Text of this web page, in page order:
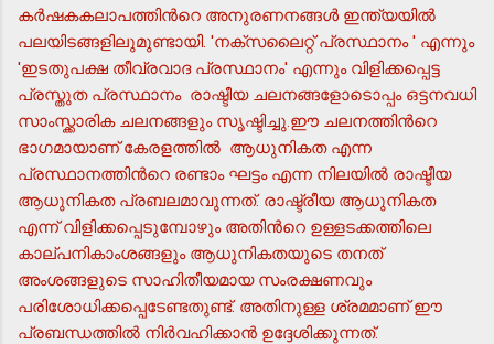
കര്‍ഷകകലാപത്തിന്‍റെ അനുരണനങ്ങള്‍ ഇന്ത്യയില്‍
പലയിടങ്ങളിലുമുണ്ടായി. 'നക്സലൈറ്റ് പ്രസ്ഥാനം ' എന്നും
'ഇടതുപക്ഷ തീവ്രവാദ പ്രസ്ഥാനം' എന്നും വിളിക്കപ്പെട്ട
പ്രസ്തുത പ്രസ്ഥാനം രാഷ്ടീയ ചലനങ്ങളോടൊപ്പം ഒട്ടനവധി
സാംസ്ക്കാരിക ചലനങ്ങളും സൃഷ്ടിച്ചു.ഈ ചലനത്തിന്‍റെ
ഭാഗമായാണ് കേരളത്തില്‍ ആധുനികത എന്ന
പ്രസ്ഥാനത്തിന്‍റെ രണ്ടാം ഘട്ടം എന്ന നിലയില്‍ രാഷ്ടീയ
ആധുനികത പ്രബലമാവുന്നത്. രാഷ്ട്രീയ ആധുനികത
എന്ന് വിളിക്കപ്പെടുമ്പോഴും അതിന്‍റെ ഉള്ളടക്കത്തിലെ
കാല്പനികാംശങ്ങളും ആധുനികതയുടെ തനത്
അംശങ്ങളുടെ സാഹിതീയമായ സംരക്ഷണവും
പരിശോധിക്കപ്പെടേണ്ടതുണ്ട്. അതിനുള്ള ശ്രമമാണ് ഈ
പ്രബന്ധത്തില്‍ നിര്‍വഹിക്കാന്‍ ഉദ്ദേശിക്കുന്നത്.